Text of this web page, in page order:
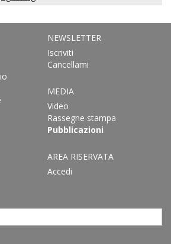
NEWSLETTER
Iscriviti
Cancellami
MEDIA
Video
Rassegne stampa
Pubblicazioni
AREA RISERVATA
Accedi